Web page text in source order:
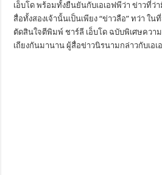
เอ็บโด พร้อมทั้งยืนยันกับเอเอฟพีว่า ข่าวที่ว่
สื่อทั้งสองเจ้านั้นเป็นเพียง “ข่าวลือ” ทว่า ใ
ตัดสินใจตีพิมพ์ ชาร์ลี เอ็บโด ฉบับพิเศษควา
เถียงกันมานาน ผู้สื่อข่าวนิรนามกล่าวกับเอเ